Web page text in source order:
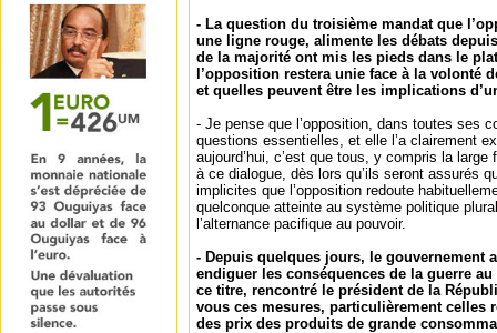
- La question du troisième mandat que
une ligne rouge, alimente les débats
de la majorité ont mis les pieds dans le
l’opposition restera unie face à la volonté
et quelles peuvent être les implications
- Je pense que l’opposition, dans toutes ses
questions essentielles, et elle l’a clairement
aujourd’hui, c’est que tous, y compris la
à ce dialogue, dès lors qu’ils seront assurés
implicites que l’opposition redoute
quelconque atteinte au système politique
l’alternance pacifique au pouvoir.
- Depuis quelques jours, le gouvernement
endiguer les conséquences de la guerre
ce titre, rencontré le président de la
vous ces mesures, particulièrement celles
des prix des produits de grande